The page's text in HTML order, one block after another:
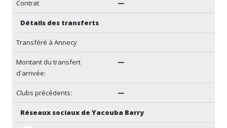
Contrat —
Détails des transferts
Transféré à Annecy
Montant du transfert
d'arrivée:
—
Clubs précédents: —
Réseaux sociaux de Yacouba Barry